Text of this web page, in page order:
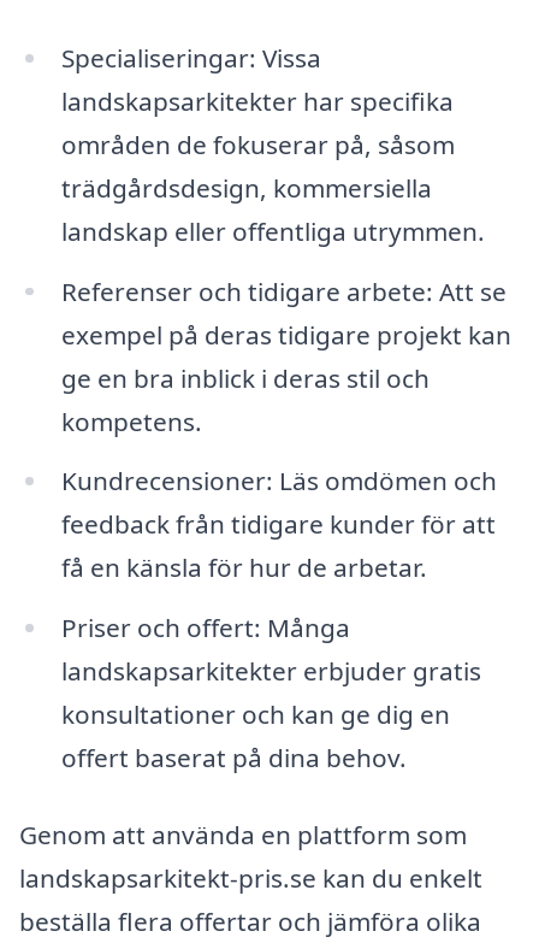
Specialiseringar: Vissa
landskapsarkitekter har specifika
områden de fokuserar på, såsom
trädgårdsdesign, kommersiella
landskap eller offentliga utrymmen.
Referenser och tidigare arbete: Att se
exempel på deras tidigare projekt kan
ge en bra inblick i deras stil och
kompetens.
Kundrecensioner: Läs omdömen och
feedback från tidigare kunder för att
få en känsla för hur de arbetar.
Priser och offert: Många
landskapsarkitekter erbjuder gratis
konsultationer och kan ge dig en
offert baserat på dina behov.
Genom att använda en plattform som
landskapsarkitekt-pris.se kan du enkelt
beställa flera offertar och jämföra olika